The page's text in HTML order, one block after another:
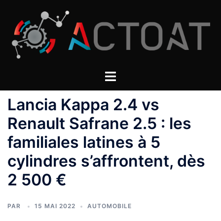
contenu
Lancia Kappa 2.4 vs
Renault Safrane 2.5 : les
familiales latines à 5
cylindres s’affrontent, dès
2 500 €
PAR 15 MAI 2022 AUTOMOBILE